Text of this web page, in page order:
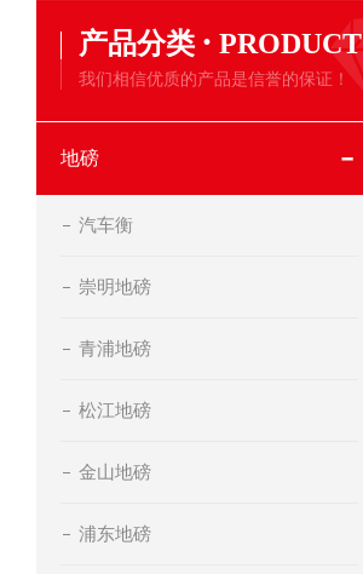
产品分类 · PRODUCT
我们相信优质的产品是信誉的保证！
地磅
汽车衡
崇明地磅
青浦地磅
松江地磅
金山地磅
浦东地磅